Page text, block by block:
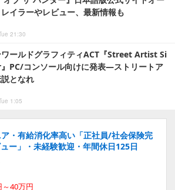
イラーやレビュー、最新情報も
21:30
ールドグラフィティACT『Street Artist Si
PC/コンソール向けに発表―ストリートア
となれ
1:05
・有給消化率高い「正社員/社会保険完
ー」・未経験歓迎・年間休日125日
～40万円